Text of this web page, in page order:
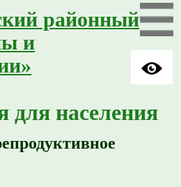
районный
и
населения